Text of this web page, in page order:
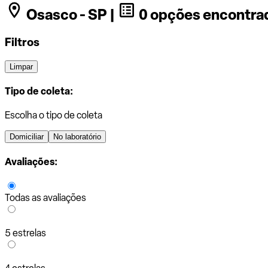
Osasco - SP | 0 opções
Filtros
Limpar
Tipo de coleta:
Escolha o tipo de coleta
Domiciliar No laboratório
Avaliações:
Todas as avaliações
5 estrelas